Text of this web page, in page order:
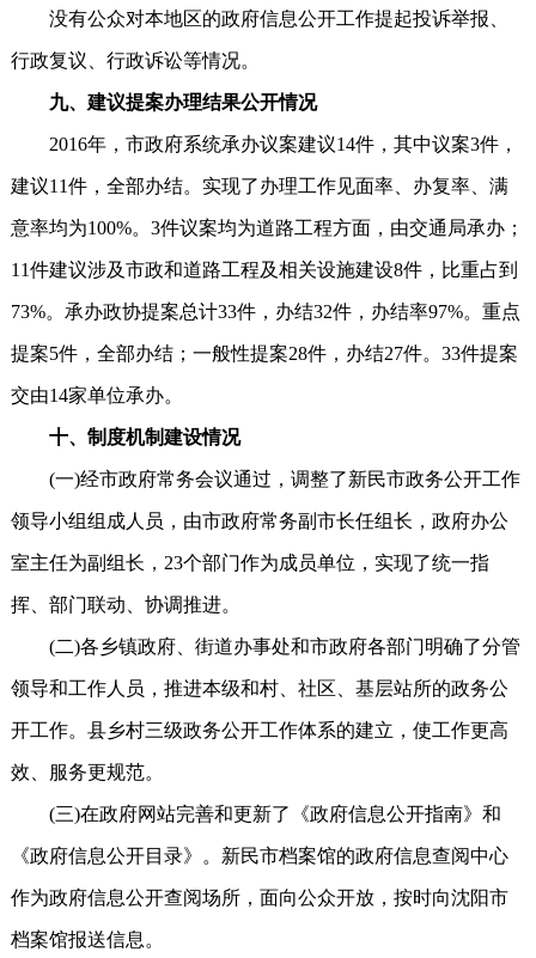
没有公众对本地区的政府信息公开工作提起投诉举报、
行政复议、行政诉讼等情况。
九、建议提案办理结果公开情况
2016年，市政府系统承办议案建议14件，其中议案3件，
建议11件，全部办结。实现了办理工作见面率、办复率、满
意率均为100%。3件议案均为道路工程方面，由交通局承办；
11件建议涉及市政和道路工程及相关设施建设8件，比重占到
73%。承办政协提案总计33件，办结32件，办结率97%。重点
提案5件，全部办结；一般性提案28件，办结27件。33件提案
交由14家单位承办。
十、制度机制建设情况
(一)经市政府常务会议通过，调整了新民市政务公开工作
领导小组组成人员，由市政府常务副市长任组长，政府办公
室主任为副组长，23个部门作为成员单位，实现了统一指
挥、部门联动、协调推进。
(二)各乡镇政府、街道办事处和市政府各部门明确了分管
领导和工作人员，推进本级和村、社区、基层站所的政务公
开工作。县乡村三级政务公开工作体系的建立，使工作更高
效、服务更规范。
(三)在政府网站完善和更新了《政府信息公开指南》和
《政府信息公开目录》。新民市档案馆的政府信息查阅中心
作为政府信息公开查阅场所，面向公众开放，按时向沈阳市
档案馆报送信息。